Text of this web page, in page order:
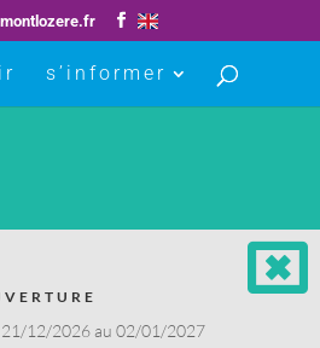
s’informer
12/2026 au 02/01/2027